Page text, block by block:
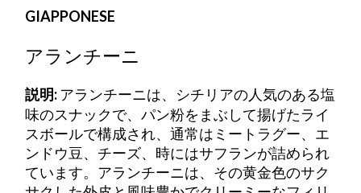
GIAPPONESE
アランチーニ
説明:アランチーニは、シチリアの人気のある塩
味のスナックで、パン粉をまぶして揚げたライ
スボールで構成され、通常はミートラグー、エ
ンドウ豆、チーズ、時にはサフランが詰められ
ています。アランチーニは、その黄金色のサク